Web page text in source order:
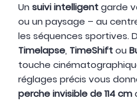
Un suivi intelligentgarde
ou un paysage – au
les séquences sportives.
Timelapse, TimeShiftou
touche
réglages précis vous
perche invisible de 114 cm